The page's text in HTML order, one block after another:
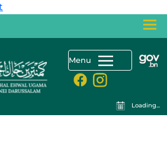
Menu
Loading...